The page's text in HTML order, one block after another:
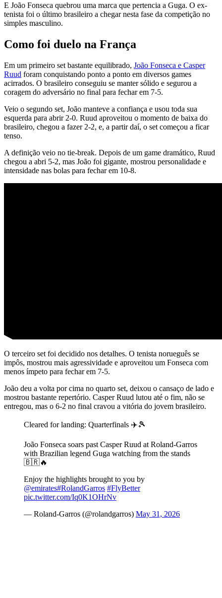
E João Fonseca quebrou uma marca que pertencia a Guga. O ex-
tenista foi o último brasileiro a chegar nesta fase da competição no
simples masculino.
Como foi duelo na França
Em um primeiro set bastante equilibrado, João Fonseca e Casper
Ruud foram conquistando ponto a ponto em diversos games
acirrados. O brasileiro conseguiu se manter sólido e segurou a
coragem do adversário no final para fechar em 7-5.
Veio o segundo set, João manteve a confiança e usou toda sua
esquerda para abrir 2-0. Ruud aproveitou o momento de baixa do
brasileiro, chegou a fazer 2-2, e, a partir daí, o set começou a ficar
tenso.
A definição veio no tie-break. Depois de um game dramático, Ruud
chegou a abri 5-2, mas João foi gigante, mostrou personalidade e
intensidade nas bolas para fechar em 10-8.
O terceiro set foi decidido nos detalhes. O tenista norueguês se
impôs, mostrou mais agressividade e aproveitou um Fonseca com
menos ímpeto para fechar em 7-5.
João deu a volta por cima no quarto set, deixou o cansaço de lado e
mostrou bastante repertório. Casper Ruud lutou até o fim, não se
entregou, mas o 6-2 no final cravou a vitória do jovem brasileiro.
Cleared for landing: Quarterfinals ✈️🎾
João Fonseca soars past Casper Ruud at Roland-Garros
with Brazilian legend Guga watching from the stands
🇧🇷🔥
Enjoy the highlights brought to you by
@emirates#RolandGarros #FlyBetter
pic.twitter.com/Iq0K1OHrNv
— Roland-Garros (@rolandgarros) May 31, 2026